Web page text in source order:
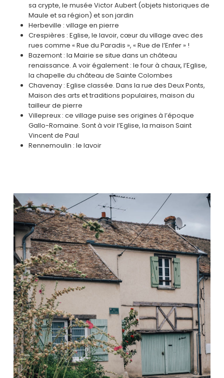
sa crypte, le musée Victor Aubert (objets historiques de
Maule et sa région) et son jardin
Herbeville : village en pierre
Crespières : Eglise, le lavoir, cœur du village avec des
rues comme « Rue du Paradis », « Rue de l’Enfer » !
Bazemont : la Mairie se situe dans un château
renaissance. A voir également : le four à chaux, l’Eglise,
la chapelle du château de Sainte Colombes
Chavenay : Eglise classée. Dans la rue des Deux Ponts,
Maison des arts et traditions populaires, maison du
tailleur de pierre
Villepreux : ce village puise ses origines à l’époque
Gallo-Romaine. Sont à voir l’Eglise, la maison Saint
Vincent de Paul
Rennemoulin : le lavoir